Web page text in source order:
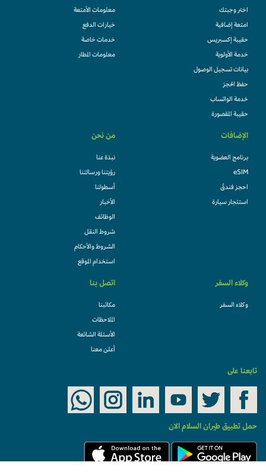
اختر وجبتك
امتعة إضافية
حقيبة إكسبريس
خدمة الأولوية
بيانات تسجيل الوصول
حفظ الحجز
خدمة الواتساب
حقيبة المقصورة
معلومات الأمتعة
خيارات الدفع
خدمات خاصة
معلومات المطار
الإضافات
برنامج العضوية
eSIM
احجز فندقً
استئجار سيارة
من نحن
نبذة عنا
رؤيتنا ورسالتنا
أسطولنا
الأخبار
الوظائف
شروط النقل
الشروط والأحكام
استخدام الموقع
وكلاء السفر
وكلاء السفر
اتصل بنا
مكاتبنا
الملاحظات
الأسئلة الشائعة
أعلن معنا
تابعنا على
حمل تطبيق طيران السلام الان